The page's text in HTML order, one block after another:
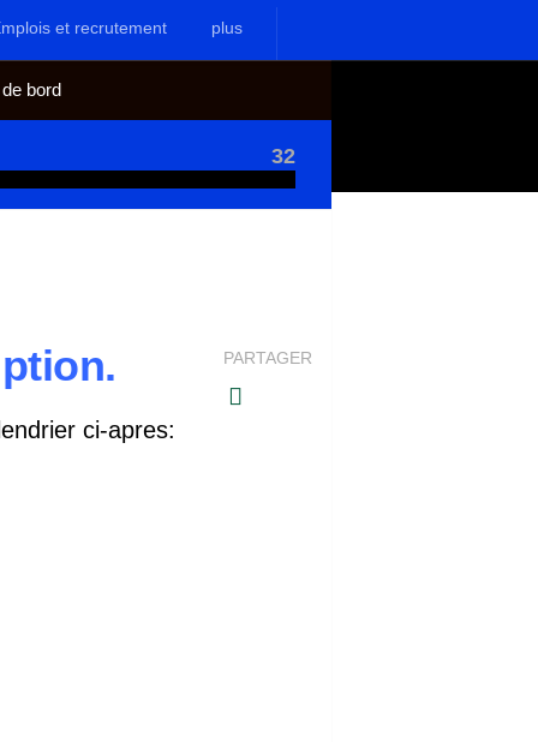
et recrutement plus
bord
32
ci-apres:
PARTAGER